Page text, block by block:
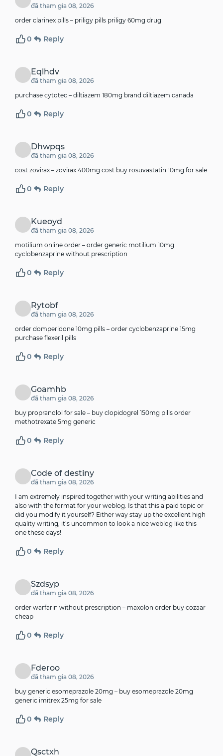
đã tham gia 08, 2026
order clarinex pills – priligy pills priligy 60mg drug
0 Reply
Eqlhdv
đã tham gia 08, 2026
purchase cytotec – diltiazem 180mg brand diltiazem canada
0 Reply
Dhwpqs
đã tham gia 08, 2026
cost zovirax – zovirax 400mg cost buy rosuvastatin 10mg for sale
0 Reply
Kueoyd
đã tham gia 08, 2026
motilium online order – order generic motilium 10mg
cyclobenzaprine without prescription
0 Reply
Rytobf
đã tham gia 08, 2026
order domperidone 10mg pills – order cyclobenzaprine 15mg
purchase flexeril pills
0 Reply
Goamhb
đã tham gia 08, 2026
buy propranolol for sale – buy clopidogrel 150mg pills order
methotrexate 5mg generic
0 Reply
Code of destiny
đã tham gia 08, 2026
I am extremely inspired together with your writing abilities and
also with the format for your weblog. Is that this a paid topic or
did you modify it yourself? Either way stay up the excellent high
quality writing, it’s uncommon to look a nice weblog like this
one these days!
0 Reply
Szdsyp
đã tham gia 08, 2026
order warfarin without prescription – maxolon order buy cozaar
cheap
0 Reply
Fderoo
đã tham gia 08, 2026
buy generic esomeprazole 20mg – buy esomeprazole 20mg
generic imitrex 25mg for sale
0 Reply
Qsctxh